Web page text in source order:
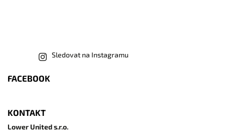
Sledovat na Instagramu
FACEBOOK
KONTAKT
Lower United s.r.o.